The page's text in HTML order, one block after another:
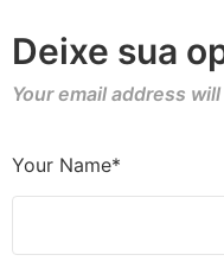
Deixe sua
Your email address
Your Name*